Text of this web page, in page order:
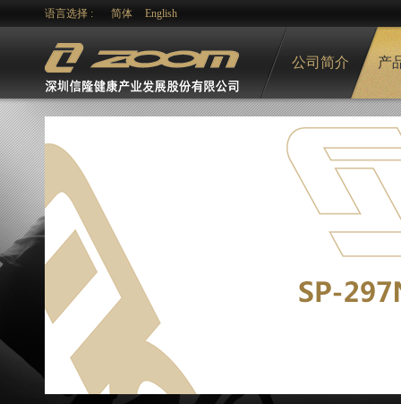
语言选择 : 简体 English
公司简介 产